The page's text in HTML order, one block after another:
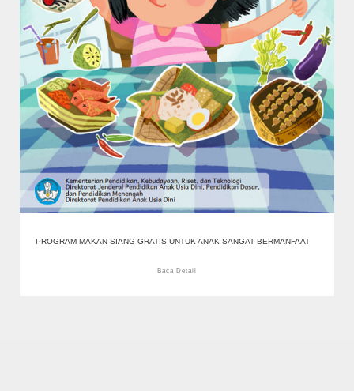
PROGRAM MAKAN SIANG GRATIS UNTUK ANAK SANGAT BERMANFAAT
Baca Detail